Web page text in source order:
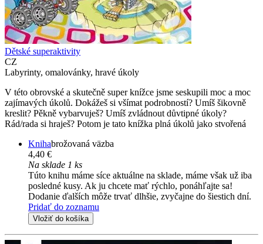
Dětské superaktivity
CZ
Labyrinty, omalovánky, hravé úkoly
V této obrovské a skutečně super knížce jsme seskupili moc a moc
zajímavých úkolů. Dokážeš si všímat podrobností? Umíš šikovně
kreslit? Pěkně vybarvuješ? Umíš zvládnout důvtipné úkoly?
Rád/rada si hraješ? Potom je tato knížka plná úkolů jako stvořená
Knihabrožovaná väzba
4,40 €
Na sklade 1 ks
Túto knihu máme síce aktuálne na sklade, máme však už iba
posledné kusy. Ak ju chcete mať rýchlo, ponáhľajte sa!
Dodanie ďalších môže trvať dlhšie, zvyčajne do šiestich dní.
Pridať do zoznamu
Vložiť do košíka